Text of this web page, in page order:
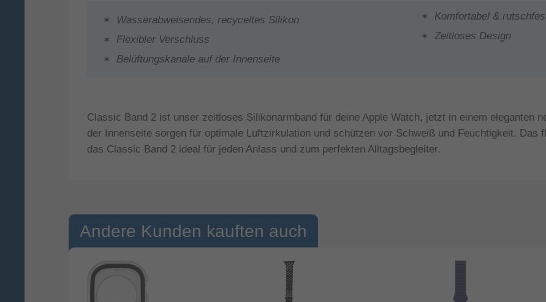
Wasserabweisendes, recyceltes Silikon
Flexibler Verschluss
Belüftungskanäle auf der Innenseite
Komfortabel &
Zeitloses Design
Classic Band 2 ist unser zeitloses Silikonarmband für deine Apple Watch, jetzt in einem eleganten
der Innenseite sorgen für optimale Luftzirkulation und schützen vor Schweiß und Feuchtigkeit. Das
das Classic Band 2 ideal für jeden Anlass und zum perfekten Alltagsbegleiter.
Andere Kunden kauften auch